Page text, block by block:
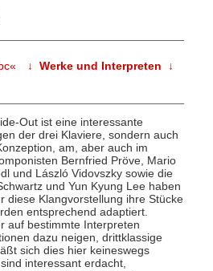
↓ Werke und Interpreten ↓
Out ist eine interessante
der drei Klaviere, sondern auch
am, aber auch im
Bernfried Pröve, Mario
und László Vidovszky sowie die
und Yun Kyung Lee haben
diese Klangvorstellung ihre Stücke
entsprechend adaptiert.
auf bestimmte Interpreten
dazu neigen, drittklassige
sich dies hier keineswegs
interessant erdacht,